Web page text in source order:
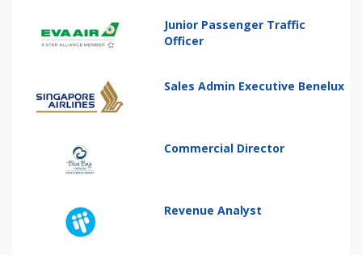
Junior Passenger Traffic
Officer
Sales Admin Executive Benelux
Commercial Director
Revenue Analyst